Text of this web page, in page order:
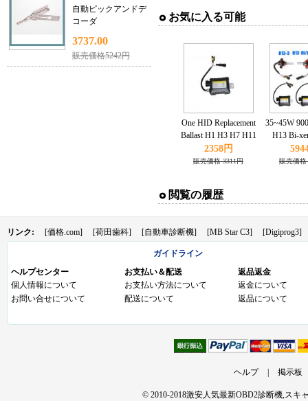
自動ピックアンドデ
コーダ
3737.00
販売価格5242円
お気に入る可能
One HID Replacement
Ballast H1 H3 H7 H11
9005 9006 35W
2358円
販売価格 3311円
35~45W
H13 Bi-
KIT
3000K
販売価格
閲覧の履歴
リンク: [価格.com] [荷田歯科] [自動車診断機] [MB Star C3] [Digiprog3]
ガイドライン
ヘルプセンター
個人情報について
お問い合せについて
お支払い＆配送
お支払い方法について
配送について
返品返金
返金について
返品について
ヘルプ 掲示板
© 2010-2018激安人気最新OBD2診断機,スキ